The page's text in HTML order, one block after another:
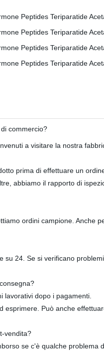
commercio?
a visitare la nostra
prima di effettuare un
abbiamo il rapporto di
ordini campione. Anche
su 24. Se si verificano
lavorativi dopo i pagamenti.
esprimere. Può anche
vendita?
se c'è qualche problema